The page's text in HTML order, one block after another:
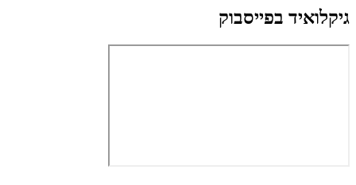
גיקלואיד בפייסבוק